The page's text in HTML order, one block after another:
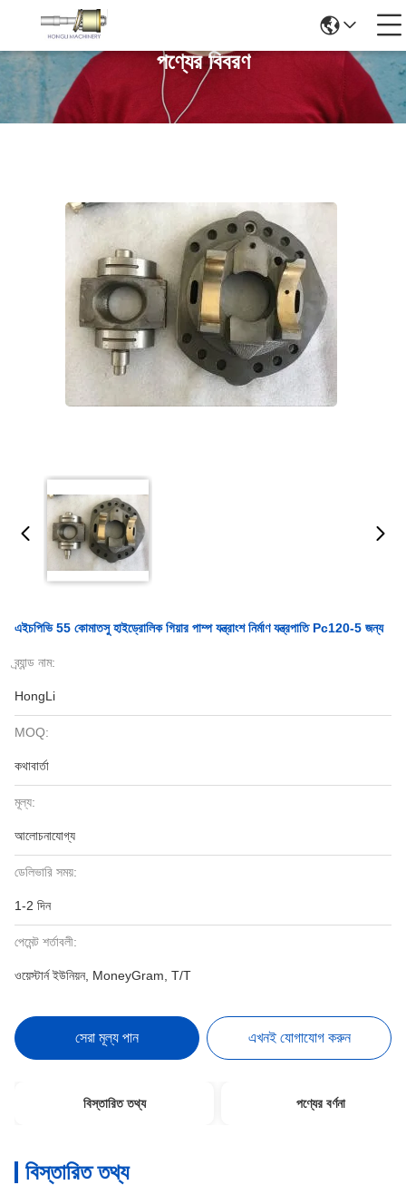
পণ্যের বিবরণ
এইচপিভি 55 কোমাতসু হাইড্রোলিক গিয়ার পাম্প যন্ত্রাংশ নির্মাণ যন্ত্রপাতি Pc120-5 জন্য
ব্র্যান্ড নাম:
HongLi
MOQ:
কথাবার্তা
মূল্য:
আলোচনাযোগ্য
ডেলিভারি সময়:
1-2 দিন
পেমেন্ট শর্তাবলী:
ওয়েস্টার্ন ইউনিয়ন, MoneyGram, T/T
সেরা মূল্য পান এখনই যোগাযোগ করুন
বিস্তারিত তথ্য পণ্যের বর্ণনা
বিস্তারিত তথ্য